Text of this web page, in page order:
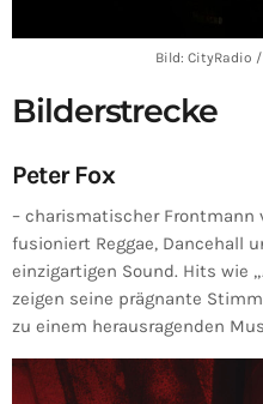
Bild: CityRadio
Bilderstrecke
Peter Fox
– charismatischer Frontmann
fusioniert Reggae, Dancehall
einzigartigen Sound. Hits wie
zeigen seine prägnante
zu einem herausragenden